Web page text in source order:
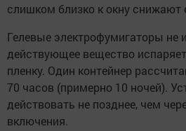
слишком близко к окну снижают
Гелевые электрофумигаторы не
действующее вещество
пленку. Один контейнер
70 часов (примерно 10 ночей).
действовать не позднее, чем
включения.